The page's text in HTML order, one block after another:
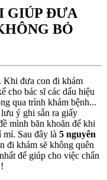
GIÚP ĐƯA
BỎ
Khi đưa con đi khám
cho bác sĩ các dấu hiệu
qua trình khám bệnh...
ý ghi sẵn ra giấy
mình băn khoăn để khi
mỉ. Sau đây là 5 nguyên
đi khám sẽ không quên
để giúp cho việc chẩn